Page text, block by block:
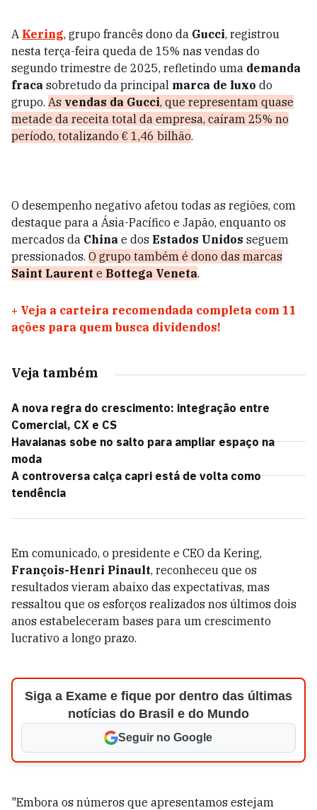
A Kering, grupo francês dono da Gucci, registrou
nesta terça-feira queda de 15% nas vendas do
segundo trimestre de 2025, refletindo uma demanda
fraca sobretudo da principal marca de luxo do
grupo. As vendas da Gucci, que representam quase
metade da receita total da empresa, caíram 25% no
período, totalizando € 1,46 bilhão.
O desempenho negativo afetou todas as regiões, com
destaque para a Ásia-Pacífico e Japão, enquanto os
mercados da China e dos Estados Unidos seguem
pressionados. O grupo também é dono das marcas
Saint Laurent e Bottega Veneta.
+ Veja a carteira recomendada completa com 11
ações para quem busca dividendos!
Veja também
A nova regra do crescimento: integração entre
Comercial, CX e CS
Havaianas sobe no salto para ampliar espaço na
moda
A controversa calça capri está de volta como
tendência
Em comunicado, o presidente e CEO da Kering,
François-Henri Pinault, reconheceu que os
resultados vieram abaixo das expectativas, mas
ressaltou que os esforços realizados nos últimos dois
anos estabeleceram bases para um crescimento
lucrativo a longo prazo.
Siga a Exame e fique por dentro das últimas
notícias do Brasil e do Mundo
Seguir no Google
"Embora os números que apresentamos estejam